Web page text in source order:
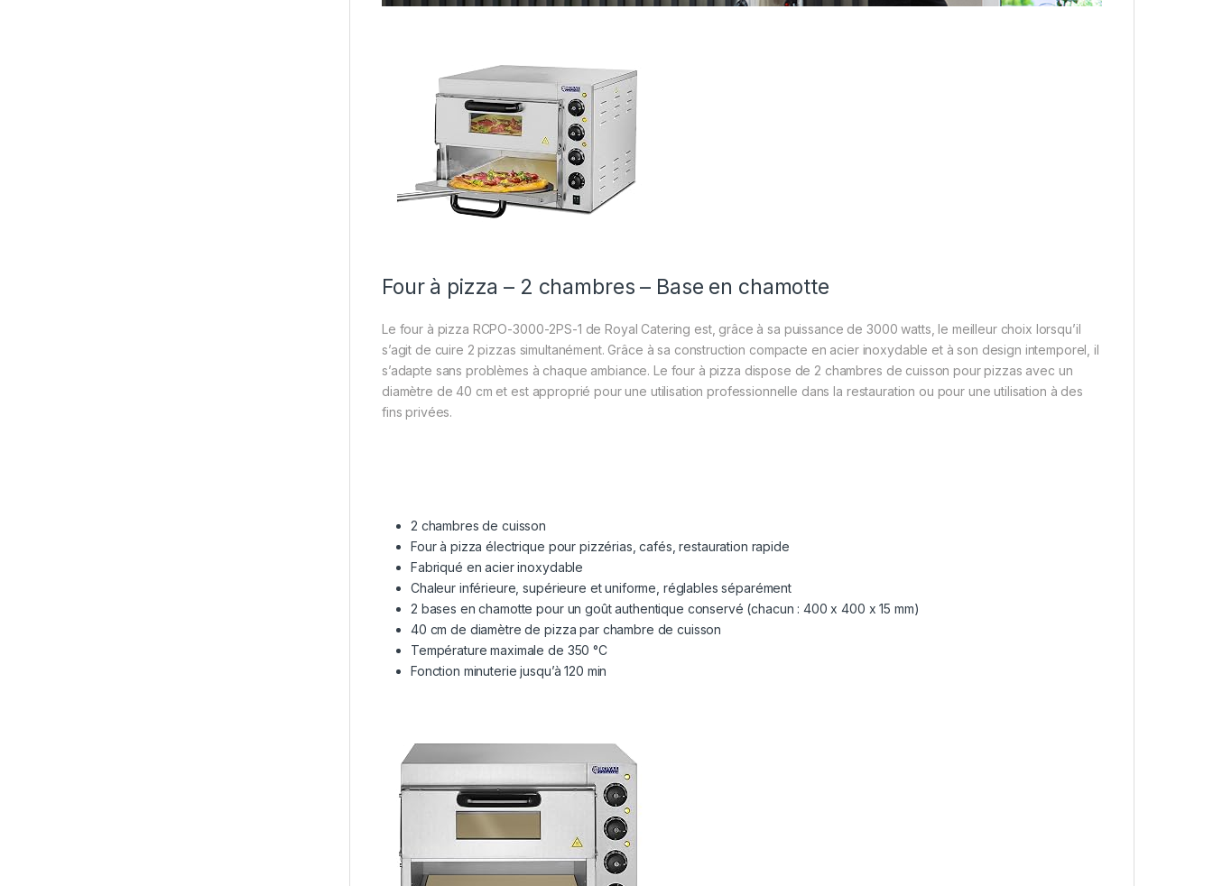
Four à pizza – 2 chambres – Base en chamotte
Le four à pizza RCPO-3000-2PS-1 de Royal Catering est, grâce à sa puissance de 3000 watts, le meilleur choix lorsqu’il
s’agit de cuire 2 pizzas simultanément. Grâce à sa construction compacte en acier inoxydable et à son design intemporel, il
s’adapte sans problèmes à chaque ambiance. Le four à pizza dispose de 2 chambres de cuisson pour pizzas avec un
diamètre de 40 cm et est approprié pour une utilisation professionnelle dans la restauration ou pour une utilisation à des
fins privées.
2 chambres de cuisson
Four à pizza électrique pour pizzérias, cafés, restauration rapide
Fabriqué en acier inoxydable
Chaleur inférieure, supérieure et uniforme, réglables séparément
2 bases en chamotte pour un goût authentique conservé (chacun : 400 x 400 x 15 mm)
40 cm de diamètre de pizza par chambre de cuisson
Température maximale de 350 °C
Fonction minuterie jusqu’à 120 min